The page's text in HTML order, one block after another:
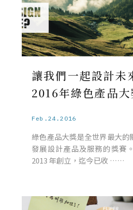
讓我們一起設計未
2016年綠色產品
Feb.24.2016
綠色產品大獎是全世界最大的
發展設計產品及服務的獎賽
2013 年創立，迄今已收 ……